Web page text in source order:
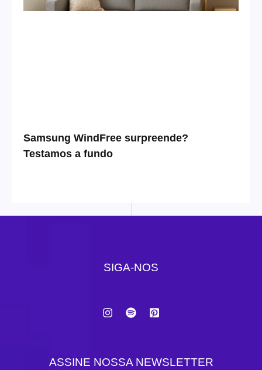
Samsung WindFree surpreende?
Testamos a fundo
SIGA-NOS
ASSINE NOSSA NEWSLETTER